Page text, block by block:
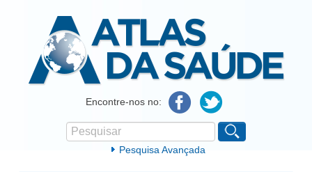
Atlas da SaúdeEncontre-nos no:
Formulário de procura
Pesquisar
Pesquisa Avançada